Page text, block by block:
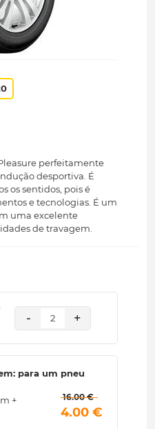
perfeitamente
desportiva. É
os sentidos, pois é
e tecnologias. É um
uma excelente
de travagem.
- 2 +
para um pneu
+
16.00 €
4.00 €